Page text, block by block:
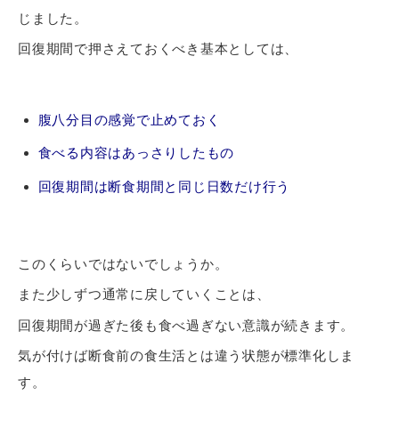
じました。
回復期間で押さえておくべき基本としては、
腹八分目の感覚で止めておく
食べる内容はあっさりしたもの
回復期間は断食期間と同じ日数だけ行う
このくらいではないでしょうか。
また少しずつ通常に戻していくことは、
回復期間が過ぎた後も食べ過ぎない意識が続きます。
気が付けば断食前の食生活とは違う状態が標準化しま
す。